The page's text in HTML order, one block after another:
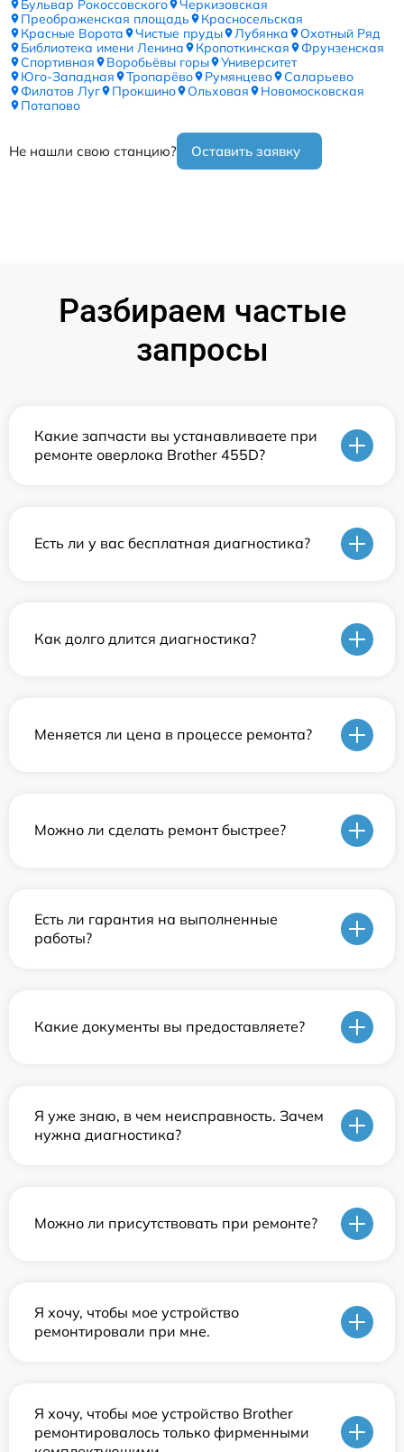
Бульвар Рокоссовского
Черкизовская
Преображенская площадь
Красносельская
Красные Ворота
Чистые пруды Лубянка
Охотный Ряд
Библиотека имени Ленина
Кропоткинская
Фрунзенская
Спортивная
Воробьёвы горы
Университет
Юго-Западная
Тропарёво Румянцево
Саларьево
Филатов Луг
Прокшино Ольховая
Новомосковская
Потапово
Не нашли свою станцию? Оставить заявку
Разбираем частые
запросы
Какие запчасти вы устанавливаете при
ремонте оверлока Brother 455D?
Есть ли у вас бесплатная диагностика?
Как долго длится диагностика?
Меняется ли цена в процессе ремонта?
Можно ли сделать ремонт быстрее?
Есть ли гарантия на выполненные
работы?
Какие документы вы предоставляете?
Я уже знаю, в чем неисправность. Зачем
нужна диагностика?
Можно ли присутствовать при ремонте?
Я хочу, чтобы мое устройство
ремонтировали при мне.
Я хочу, чтобы мое устройство Brother
ремонтировалось только фирменными